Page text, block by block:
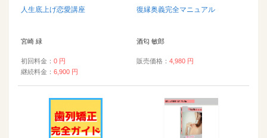
人生底上げ恋愛講座
宮崎 緑
初回料金： 0 円
継続料金： 6,900 円
復縁奥義完全マニュアル
酒匂 敏郎
販売価格： 4,980 円